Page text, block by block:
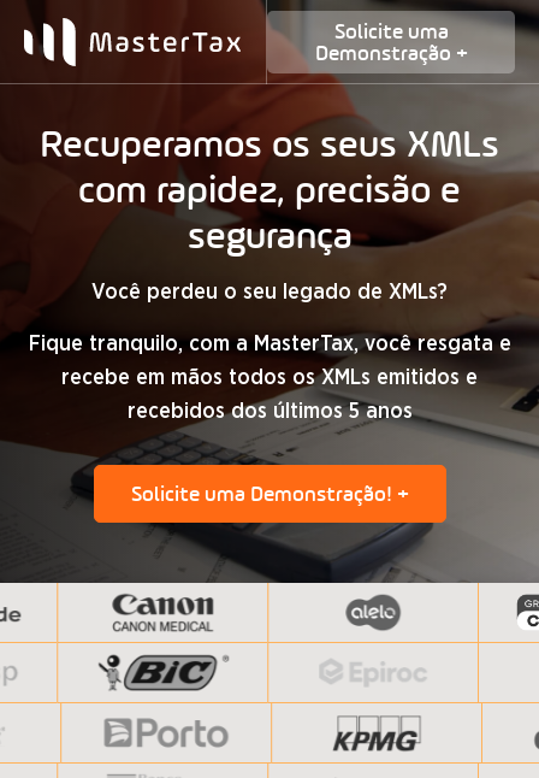
para
Solicite uma
Demonstração +
Recuperamos os seus XMLs
com rapidez, precisão e
segurança
Você perdeu o seu legado de XMLs?
Fique tranquilo, com a MasterTax, você resgata e
recebe em mãos todos os XMLs emitidos e
recebidos dos últimos 5 anos
Solicite uma Demonstração! +